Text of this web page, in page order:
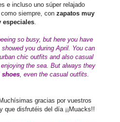
e incluso uno súper relajado
siempre, con zapatos muy
especiales
so busy, but here you have
you during April. You can
chic outfits and also casual
the sea. But always they
shoes, even the casual outfits.
Muchísimas gracias por vuestros
que disfrutéis del día ¡¡Muacks!!